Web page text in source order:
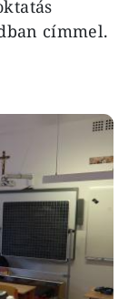
címmel.